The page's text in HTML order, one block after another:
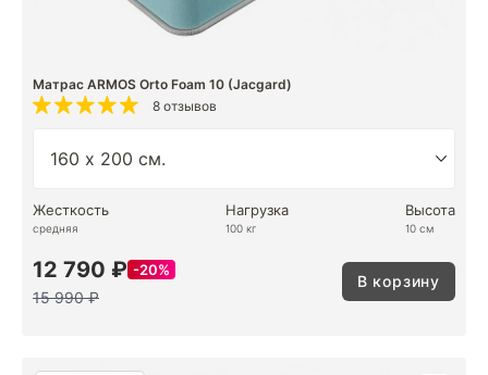
Матрас ARMOS Orto Foam 10 (Jacgard)
8 отзывов
Жесткость
средняя
Нагрузка
100 кг
Высота
10 см
12 790 ₽ 20%
15 990 ₽
В корзину